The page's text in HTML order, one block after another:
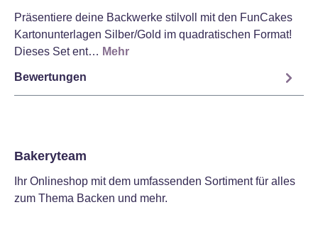
Präsentiere deine Backwerke stilvoll mit den FunCakes
Kartonunterlagen Silber/Gold im quadratischen Format!
Dieses Set ent… Mehr
Bewertungen
Bakeryteam
Ihr Onlineshop mit dem umfassenden Sortiment für alles
zum Thema Backen und mehr.